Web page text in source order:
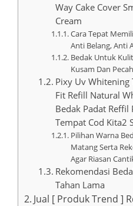
Way Cake Cover
Cream
Cara Tepat
Anti Belang, Anti
Bedak Untuk
Kusam Dan Pecah
Pixy Uv Whitening
Fit Refill Natural
Bedak Padat Reffil
Tempat Cod Kita2
Pilihan Warna
Matang Serta
Agar Riasan
Rekomendasi
Tahan Lama
Jual [ Produk Trend ]